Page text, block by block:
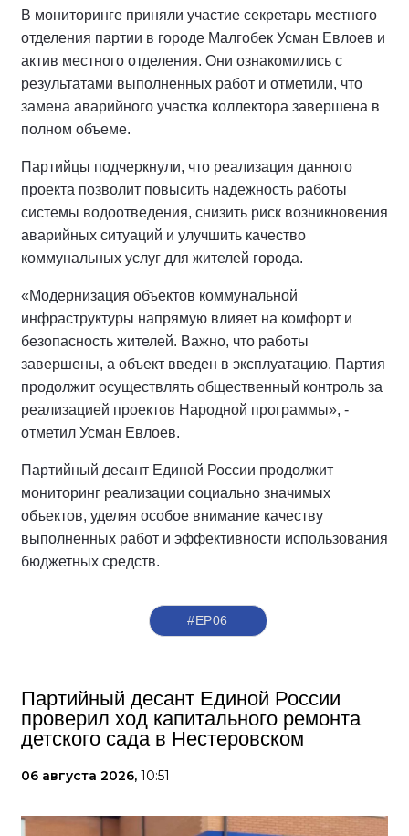
В мониторинге приняли участие секретарь местного
отделения партии в городе Малгобек Усман Евлоев и
актив местного отделения. Они ознакомились с
результатами выполненных работ и отметили, что
замена аварийного участка коллектора завершена в
полном объеме.
Партийцы подчеркнули, что реализация данного
проекта позволит повысить надежность работы
системы водоотведения, снизить риск возникновения
аварийных ситуаций и улучшить качество
коммунальных услуг для жителей города.
«Модернизация объектов коммунальной
инфраструктуры напрямую влияет на комфорт и
безопасность жителей. Важно, что работы
завершены, а объект введен в эксплуатацию. Партия
продолжит осуществлять общественный контроль за
реализацией проектов Народной программы», -
отметил Усман Евлоев.
Партийный десант Единой России продолжит
мониторинг реализации социально значимых
объектов, уделяя особое внимание качеству
выполненных работ и эффективности использования
бюджетных средств.
#ЕР06
Партийный десант Единой России
проверил ход капитального ремонта
детского сада в Нестеровском
06 августа 2026, 10:51